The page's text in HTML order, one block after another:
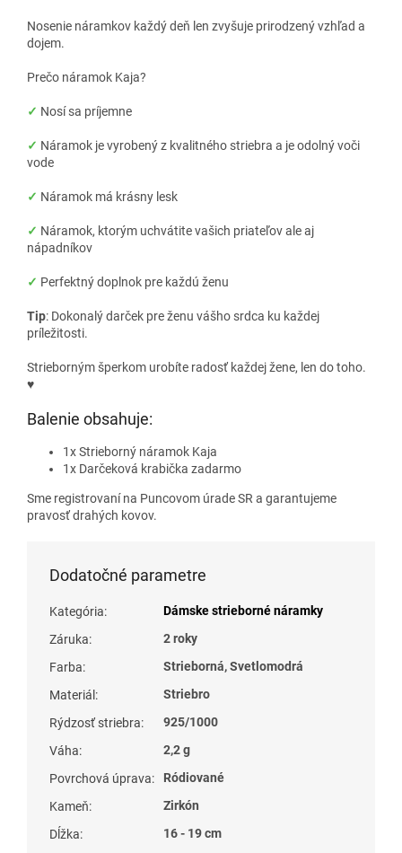
Nosenie náramkov každý deň len zvyšuje prirodzený vzhľad a
dojem.
Prečo náramok Kaja?
✓ Nosí sa príjemne
✓ Náramok je vyrobený z kvalitného striebra a je odolný voči
vode
✓ Náramok má krásny lesk
✓ Náramok, ktorým uchvátite vašich priateľov ale aj
nápadníkov
✓ Perfektný doplnok pre každú ženu
Tip: Dokonalý darček pre ženu vášho srdca ku každej
príležitosti.
Strieborným šperkom urobíte radosť každej žene, len do toho.
♥
Balenie obsahuje:
1x Strieborný náramok Kaja
1x Darčeková krabička zadarmo
Sme registrovaní na Puncovom úrade SR a garantujeme
pravosť drahých kovov.
Dodatočné parametre
Kategória:
Dámske strieborné náramky
Záruka:
2 roky
Farba:
Strieborná, Svetlomodrá
Materiál :
Striebro
Rýdzosť striebra:
925/1000
Váha:
2,2 g
Povrchová úprava:
Ródiované
Kameň:
Zirkón
Dĺžka: 16 - 19 cm